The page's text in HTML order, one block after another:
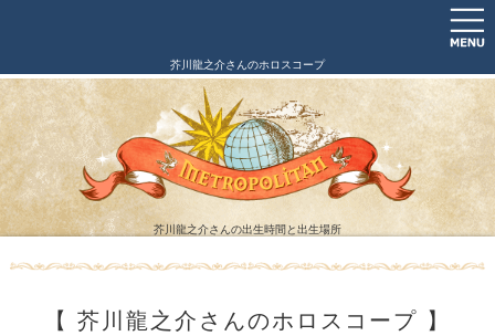
芥川龍之介さんのホロスコープ
芥川龍之介さんの出生時間と出生場所
【 芥川龍之介さんのホロスコープ 】